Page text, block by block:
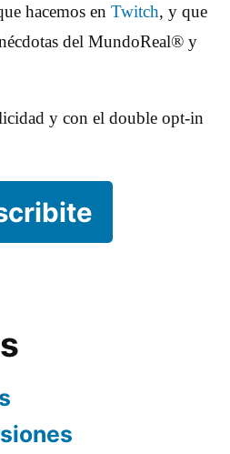
hacemos en Twitch, y que
del MundoReal® y
y con el double opt-in